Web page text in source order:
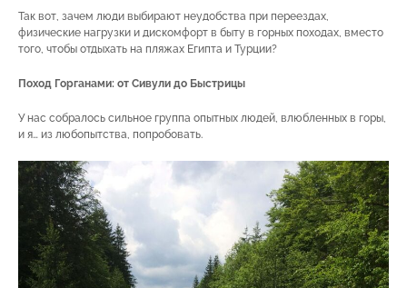
Так вот, зачем люди выбирают неудобства при переездах,
физические нагрузки и дискомфорт в быту в горных походах, вместо
того, чтобы отдыхать на пляжах Египта и Турции?
Поход Горганами: от Сивули до Быстрицы
У нас собралось сильное группа опытных людей, влюбленных в горы,
и я… из любопытства, попробовать.